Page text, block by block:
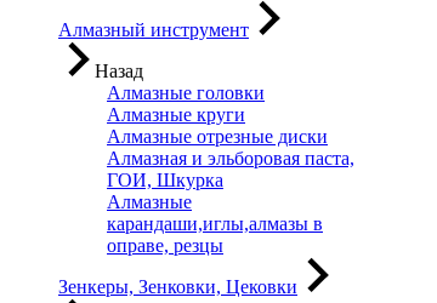
Алмазный инструмент
Назад
Алмазные головки
Алмазные круги
Алмазные отрезные диски
Алмазная и эльборовая паста,
ГОИ, Шкурка
Алмазные
карандаши,иглы,алмазы в
оправе, резцы
Зенкеры, Зенковки, Цековки